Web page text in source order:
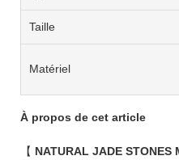
Taille
Matériel
À propos de cet article
【 NATURAL JADE STONES